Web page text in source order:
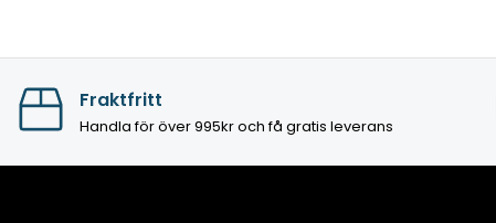
Fraktfritt
Handla för över 995kr och få gratis leverans